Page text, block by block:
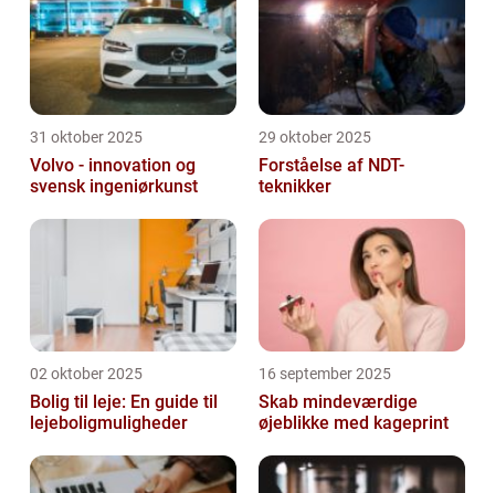
31 oktober 2025
Volvo - innovation og
svensk ingeniørkunst
29 oktober 2025
Forståelse af NDT-
teknikker
02 oktober 2025
Bolig til leje: En guide til
lejeboligmuligheder
16 september 2025
Skab mindeværdige
øjeblikke med kageprint